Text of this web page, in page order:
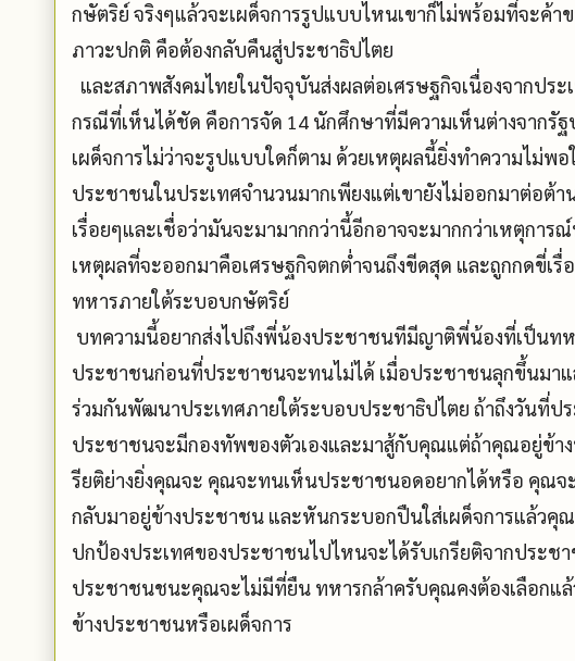
กษัตริย์ จริงๆแล้วจะเผด็จการรูปแบบไหนเขาก็ไม่พร้อมที่จะค้า
ภาวะปกติ คือต้องกลับคืนสู่ประชาธิปไตย
และสภาพสังคมไทยในปัจจุบันส่งผลต่อเศรษฐกิจเนื่องจากปร
กรณีที่เห็นได้ชัด คือการจัด 14 นักศึกษาที่มีความเห็นต่างจากรั
เผด็จการไม่ว่าจะรูปแบบใดก็ตาม ด้วยเหตุผลนี้ยิ่งทำความไม่
ประชาชนในประเทศจำนวนมากเพียงแต่เขายังไม่ออกมาต่อต้
เรื่อยๆและเชื่อว่ามันจะมามากกว่านี้อีกอาจจะมากกว่าเหตุการ
เหตุผลที่จะออกมาคือเศรษฐกิจตกต่ำจนถึงขีดสุด และถูกกดขี่เรื่
ทหารภายใต้ระบอบกษัตริย์
บทความนี้อยากส่งไปถึงพี่น้องประชาชนทีมีญาติพี่น้องที่เป็นท
ประชาชนก่อนที่ประชาชนจะทนไม่ได้ เมื่อประชาชนลุกขึ้นมา
ร่วมกันพัฒนาประเทศภายใต้ระบอบประชาธิปไตย ถ้าถึงวันที่
ประชาชนจะมีกองทัพของตัวเองและมาสู้กับคุณแต่ถ้าคุณอยู่ข้า
รียติย่างยิ่งคุณจะ คุณจะทนเห็นประชาชนอดอยากได้หรือ คุณจ
กลับมาอยู่ข้างประชาชน และหันกระบอกปืนใส่เผด็จการแล้วคุ
ปกป้องประเทศของประชาชนไปไหนจะได้รับเกรียติจากประ
ประชาชนชนะคุณจะไม่มีที่ยืน ทหารกล้าครับคุณคงต้องเลือกแ
ข้างประชาชนหรือเผด็จการ